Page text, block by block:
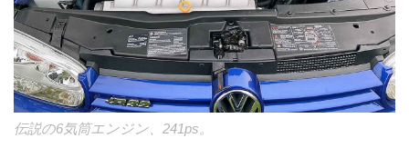
伝説の6気筒エンジン、241ps。